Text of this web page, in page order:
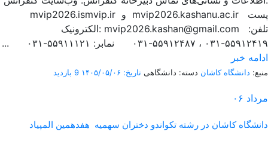
mvip2026.ismvip.ir و mvip2026.kashanu.ac.ir پست
الکترونیک: mvip2026.kashan@gmail.com تلفن:
۵۵۹۱۲۴۱۹-۰۳۱ ، ۵۵۹۱۲۴۸۷-۰۳۱ نمابر: ۵۵۹۱۱۱۲۱-۰۳۱ ...
ادامه خبر
منبع: دانشگاه کاشان دسته: دانشگاهی تاریخ: ۱۴۰۵/۰۵/۰۶ 9 بازدید
۰۶ مرداد
دانشگاه کاشان در رشته تکواندو دختران سهمیه هفدهمین المپیاد